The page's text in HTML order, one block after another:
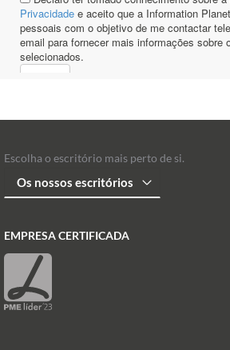
Escolha o escritório mais perto de si.
EMPRESA CERTIFICADA